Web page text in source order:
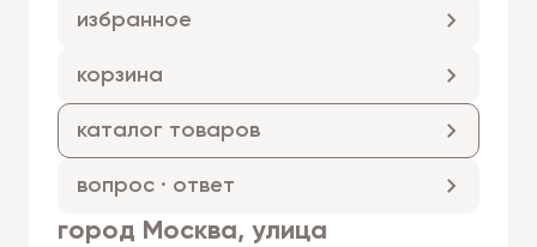
город Москва, улица
избранное
корзина
каталог товаров
вопрос · ответ